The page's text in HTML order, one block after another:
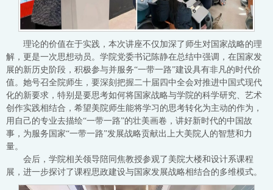
理论的价值在于实践，本次讲座不仅加深了师生对国家战略的理
解，更是一次思想动员。学院党委书记陈静在总结中强调，在国家发
展的新历史阶段，积极参与并服务“一带一路”建设具有非凡的时代价
值。她号召全院师生，要深刻把握二十届四中全会对推进中国式现代
化的新要求，特别是要思考如何将国家战略与学院的科学研究、艺术
创作实践相结合，希望美院师生能将学习的思考转化为主动的作为，
用自己的专业去描绘“一带一路”的壮美画卷，讲好新时代的中国故
事，为服务国家“一带一路”发展战略贡献出上大美院人的智慧和力
量。
会后，学院相关领导陪同焦教授参观了美院大楼和设计系课程
展，进一步探讨了课程思政建设与国家发展战略相结合的多维模式。